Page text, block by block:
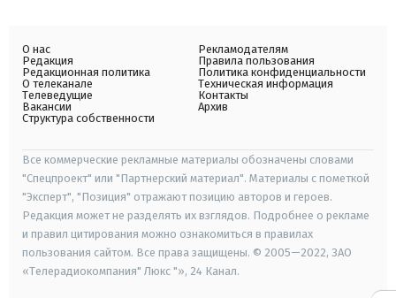
О нас
Редакция
Редакционная политика
О телеканале
Телеведущие
Вакансии
Структура собственности
Рекламодателям
Правила пользования
Политика конфиденциальности
Техническая информация
Контакты
Архив
Все коммерческие рекламные материалы обозначены словами
"Спецпроект" или "Партнерский материал". Материалы с пометкой
"Эксперт", "Позиция" отражают позицию авторов и героев.
Редакция может не разделять их взглядов. Подробнее о рекламе
и правил цитирования можно ознакомиться в правилах
пользования сайтом. Все права защищены. © 2005—2022, ЗАО
«Телерадиокомпания" Люкс "», 24 Канал.